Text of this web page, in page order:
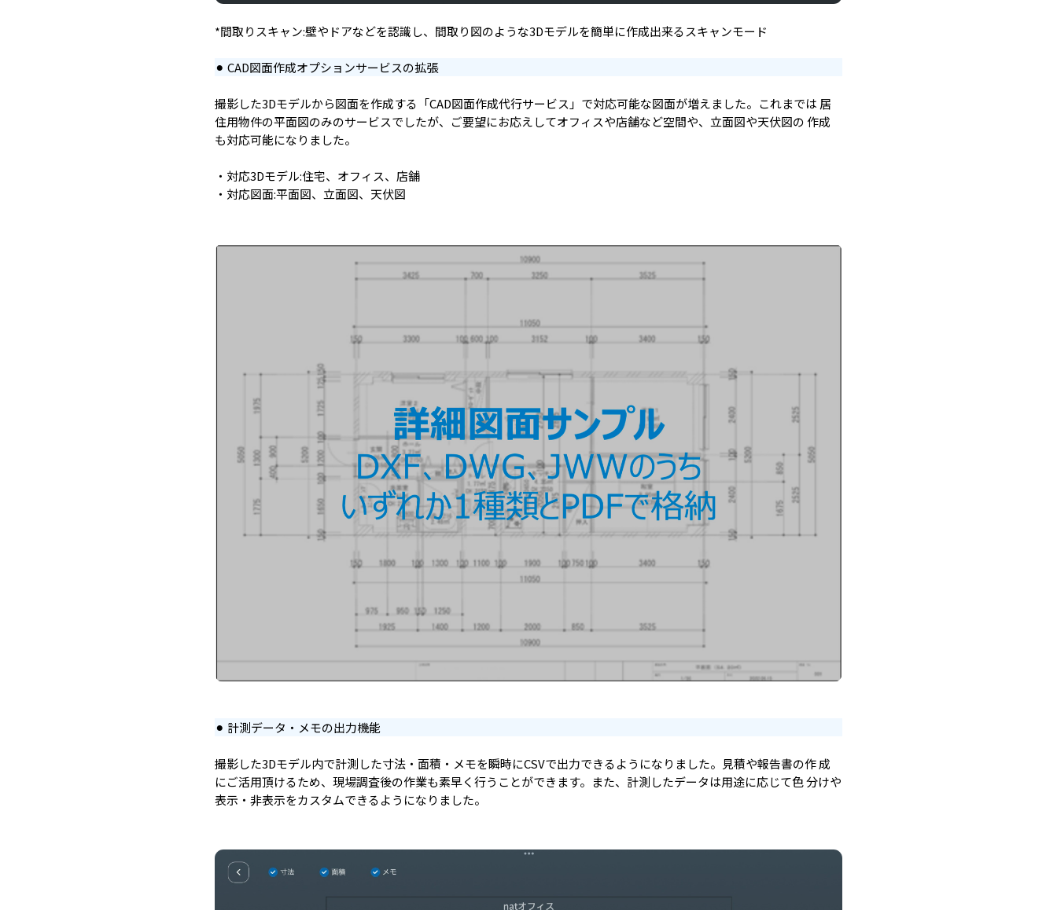
*間取りスキャン:壁やドアなどを認識し、間取り図のような3Dモデルを簡単に作成出来るスキャンモード
⚫︎ CAD図面作成オプションサービスの拡張
撮影した3Dモデルから図面を作成する「CAD図面作成代行サービス」で対応可能な図面が増えました。これまでは 居
住用物件の平面図のみのサービスでしたが、ご要望にお応えしてオフィスや店舗など空間や、立面図や天伏図の 作成
も対応可能になりました。
・対応3Dモデル:住宅、オフィス、店舗
・対応図面:平面図、立面図、天伏図
⚫︎ 計測データ・メモの出力機能
撮影した3Dモデル内で計測した寸法・面積・メモを瞬時にCSVで出力できるようになりました。見積や報告書の作 成
にご活用頂けるため、現場調査後の作業も素早く行うことができます。また、計測したデータは用途に応じて色 分けや
表示・非表示をカスタムできるようになりました。